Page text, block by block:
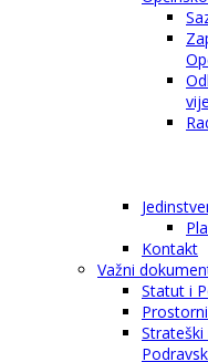
Kontakt
Važni
Statut i